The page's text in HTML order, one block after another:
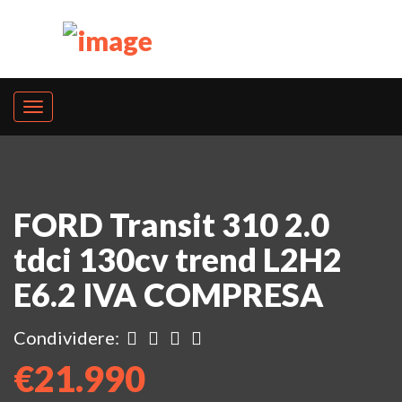
FORD Transit 310 2.0
tdci 130cv trend L2H2
E6.2 IVA COMPRESA
Condividere:
€21.990